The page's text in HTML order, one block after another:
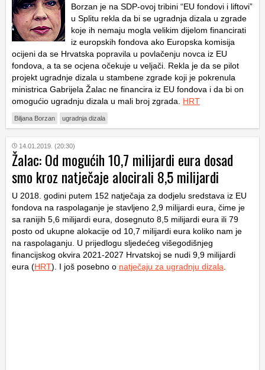
Borzan je na SDP-ovoj tribini “EU fondovi i liftovi”
u Splitu rekla da bi se ugradnja dizala u zgrade
koje ih nemaju mogla velikim dijelom financirati
iz europskih fondova ako Europska komisija
ocijeni da se Hrvatska popravila u povlačenju novca iz EU
fondova, a ta se ocjena očekuje u veljači. Rekla je da se pilot
projekt ugradnje dizala u stambene zgrade koji je pokrenula
ministrica Gabrijela Žalac ne financira iz EU fondova i da bi on
omogućio ugradnju dizala u mali broj zgrada. HRT
Biljana Borzan ugradnja dizala
14.01.2019. (20:30)
Žalac: Od mogućih 10,7 milijardi eura dosad
smo kroz natječaje alocirali 8,5 milijardi
U 2018. godini putem 152 natječaja za dodjelu sredstava iz EU
fondova na raspolaganje je stavljeno 2,9 milijardi eura, čime je
sa ranijih 5,6 milijardi eura, dosegnuto 8,5 milijardi eura ili 79
posto od ukupne alokacije od 10,7 milijardi eura koliko nam je
na raspolaganju. U prijedlogu sljedećeg višegodišnjeg
financijskog okvira 2021-2027 Hrvatskoj se nudi 9,9 milijardi
eura (HRT). I još posebno o natječaju za ugradnju dizala